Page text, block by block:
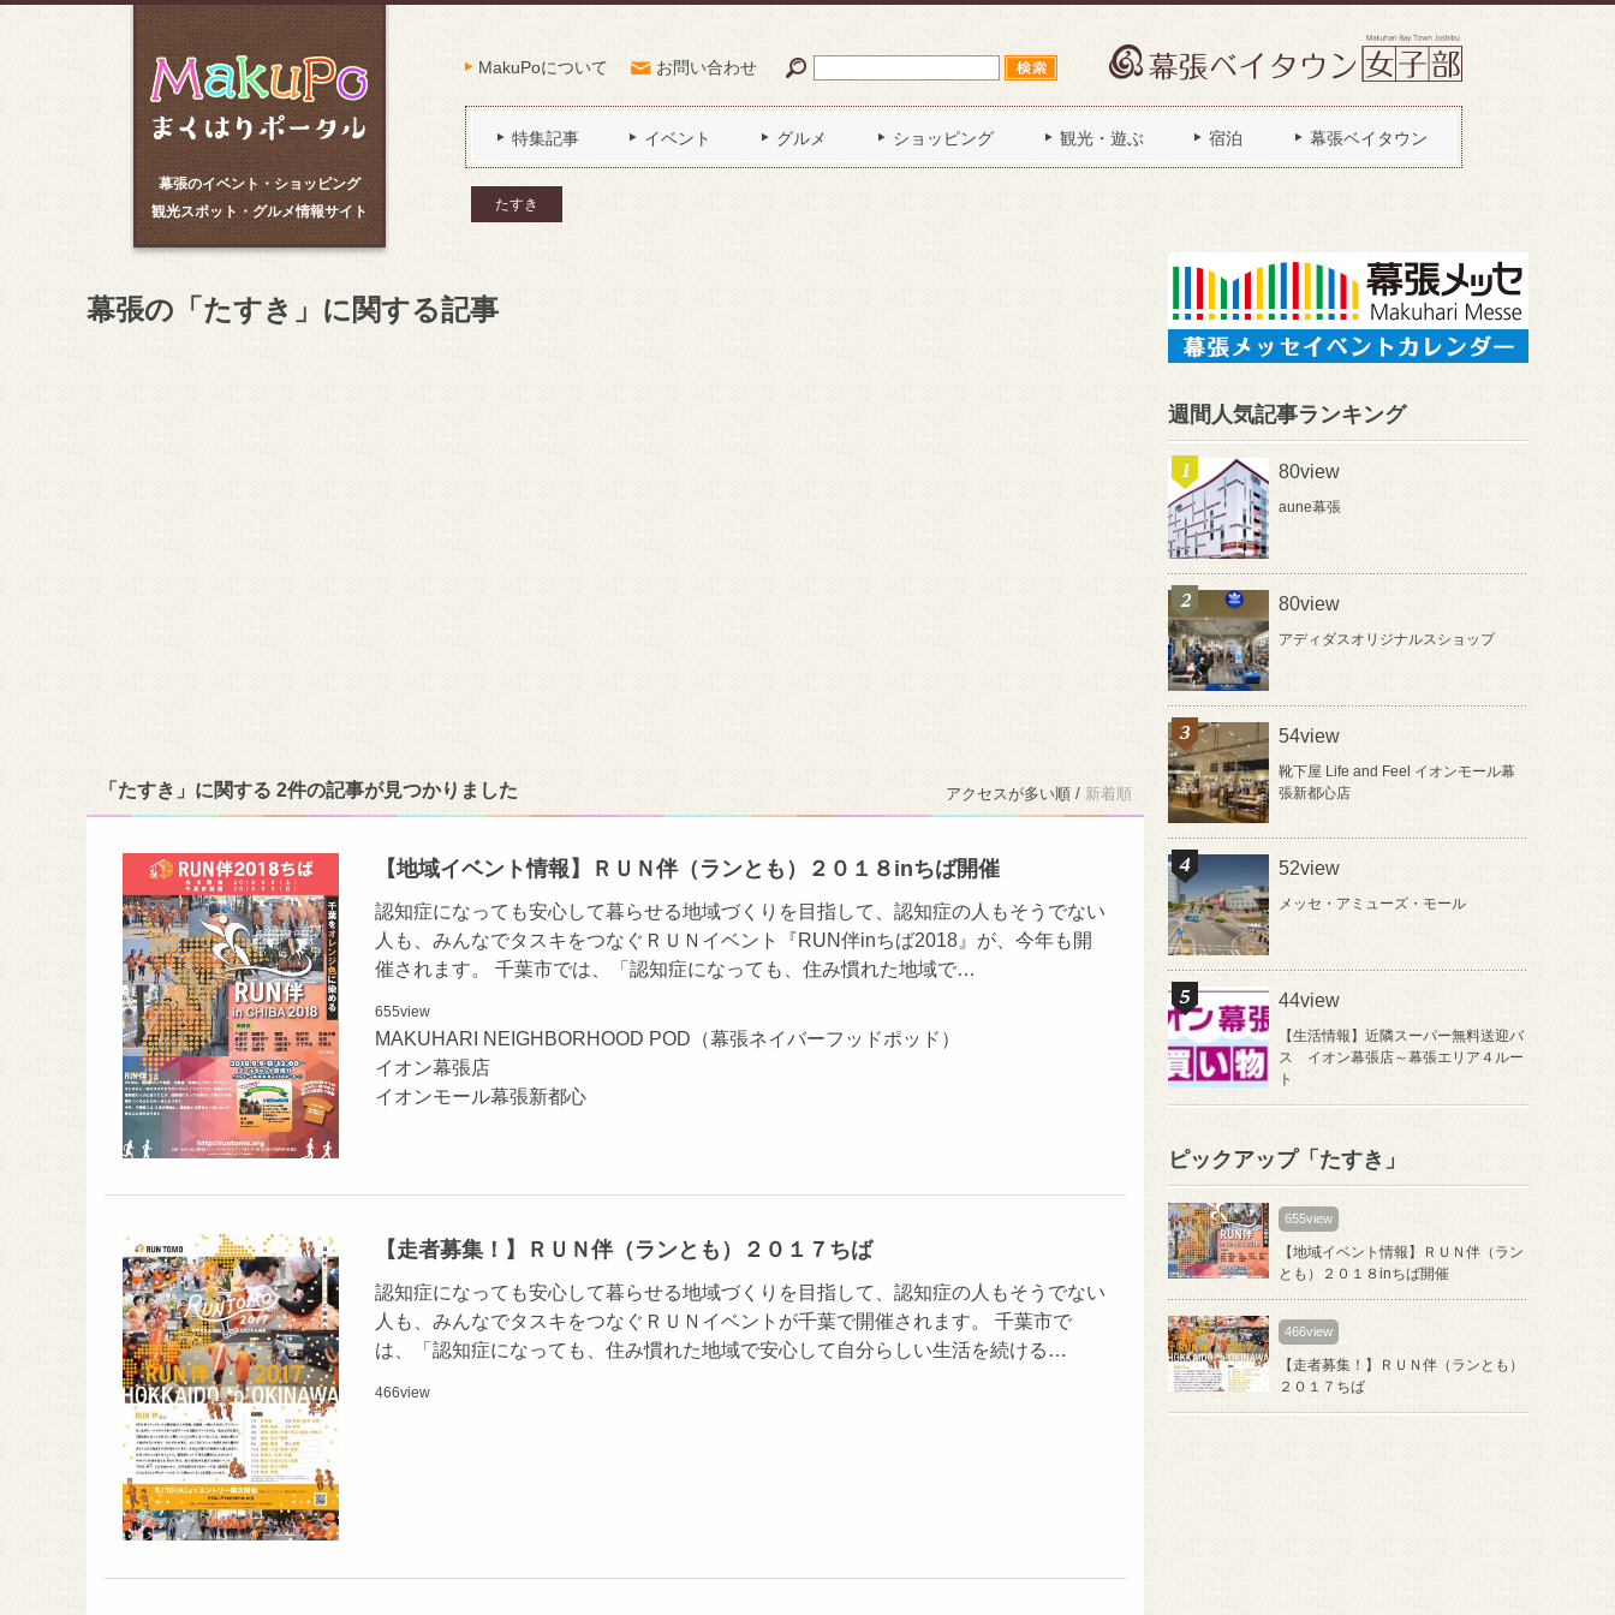
幕張のイベント・ショッピング
観光スポット・グルメ情報サイト
MakuPoについて お問い合わせ
特集記事 イベント グルメ ショッピング 観光・遊ぶ 宿泊 幕張ベイタウン
たすき
幕張の「たすき」に関する記事
「たすき」に関する 2件の記事が見つかりました アクセスが多い順 / 新着順
【地域イベント情報】ＲＵＮ伴（ランとも）２０１８inちば開催
認知症になっても安心して暮らせる地域づくりを目指して、認知症の人もそうでない
人も、みんなでタスキをつなぐＲＵＮイベント『RUN伴inちば2018』が、今年も開
催されます。 千葉市では、「認知症になっても、住み慣れた地域で…
655view
MAKUHARI NEIGHBORHOOD POD（幕張ネイバーフッドポッド）
イオン幕張店
イオンモール幕張新都心
【走者募集！】ＲＵＮ伴（ランとも）２０１７ちば
認知症になっても安心して暮らせる地域づくりを目指して、認知症の人もそうでない
人も、みんなでタスキをつなぐＲＵＮイベントが千葉で開催されます。 千葉市で
は、「認知症になっても、住み慣れた地域で安心して自分らしい生活を続ける…
466view
週間人気記事ランキング
80view
aune幕張
80view
アディダスオリジナルスショップ
54view
靴下屋 Life and Feel イオンモール幕
張新都心店
52view
メッセ・アミューズ・モール
44view
【生活情報】近隣スーパー無料送迎バ
ス イオン幕張店～幕張エリア４ルー
ト
ピックアップ「たすき」
655view
【地域イベント情報】ＲＵＮ伴（ラン
とも）２０１８inちば開催
466view
【走者募集！】ＲＵＮ伴（ランとも）
２０１７ちば